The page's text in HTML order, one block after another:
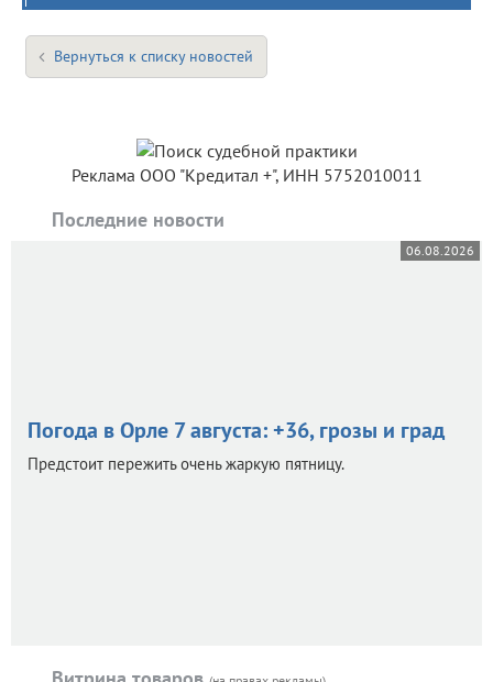
Вернуться к списку новостей
Реклама ООО "Кредитал +", ИНН 5752010011
Последние новости
06.08.2026
Погода в Орле 7 августа: +36, грозы и град
Предстоит пережить очень жаркую пятницу.